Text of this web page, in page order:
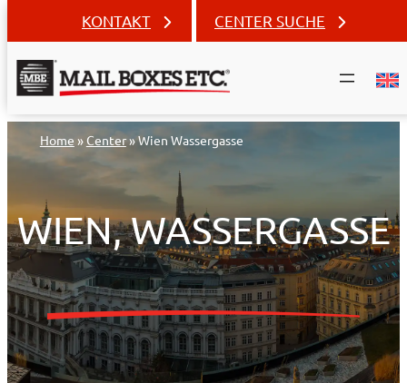
Inhalt
KONTAKT CENTER SUCHE
Home » Center»Wien Wassergasse
WIEN, WASSERGASSE